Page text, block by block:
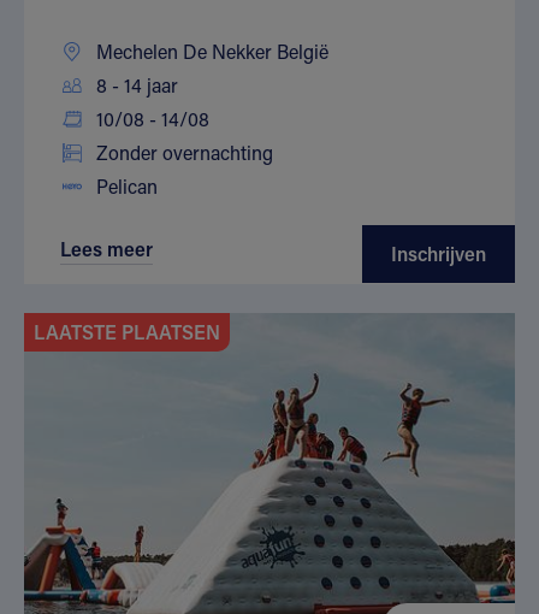
Mechelen De Nekker België
8 - 14 jaar
10/08 - 14/08
Zonder overnachting
Pelican
Lees meer Inschrijven
LAATSTE PLAATSEN